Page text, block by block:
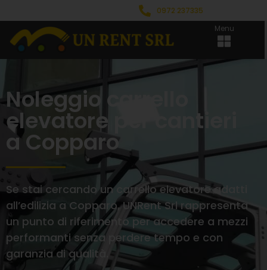
0972 237335
Menu
Noleggio carrello
elevatore per cantieri
a Copparo
Se stai cercando un carrello elevatore adatti
all’edilizia a Copparo, UNRent Srl rappresenta
un punto di riferimento per accedere a mezzi
performanti senza perdere tempo e con
garanzia di qualità.